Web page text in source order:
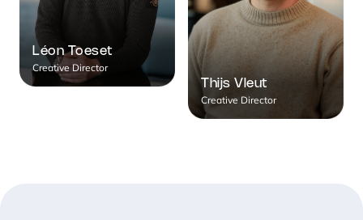
Léon Toeset
Creative Director
Thijs Vleut
Creative Director